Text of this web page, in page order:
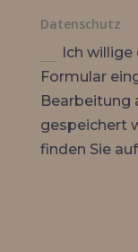
Datenschutz
Ich
Formular
Bearbeitung
gespeichert
finden Sie